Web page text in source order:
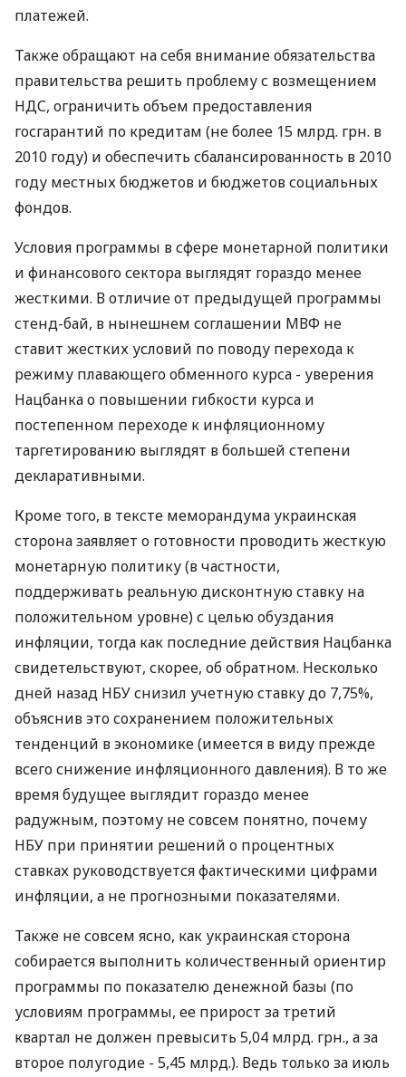
платежей.
Также обращают на себя внимание обязательства
правительства решить проблему с возмещением
НДС, ограничить объем предоставления
госгарантий по кредитам (не более 15 млрд. грн. в
2010 году) и обеспечить сбалансированность в 2010
году местных бюджетов и бюджетов социальных
фондов.
Условия программы в сфере монетарной политики
и финансового сектора выглядят гораздо менее
жесткими. В отличие от предыдущей программы
стенд-бай, в нынешнем соглашении МВФ не
ставит жестких условий по поводу перехода к
режиму плавающего обменного курса - уверения
Нацбанка о повышении гибкости курса и
постепенном переходе к инфляционному
таргетированию выглядят в большей степени
декларативными.
Кроме того, в тексте меморандума украинская
сторона заявляет о готовности проводить жесткую
монетарную политику (в частности,
поддерживать реальную дисконтную ставку на
положительном уровне) с целью обуздания
инфляции, тогда как последние действия Нацбанка
свидетельствуют, скорее, об обратном. Несколько
дней назад НБУ снизил учетную ставку до 7,75%,
объяснив это сохранением положительных
тенденций в экономике (имеется в виду прежде
всего снижение инфляционного давления). В то же
время будущее выглядит гораздо менее
радужным, поэтому не совсем понятно, почему
НБУ при принятии решений о процентных
ставках руководствуется фактическими цифрами
инфляции, а не прогнозными показателями.
Также не совсем ясно, как украинская сторона
собирается выполнить количественный ориентир
программы по показателю денежной базы (по
условиям программы, ее прирост за третий
квартал не должен превысить 5,04 млрд. грн., а за
второе полугодие - 5,45 млрд.). Ведь только за июль